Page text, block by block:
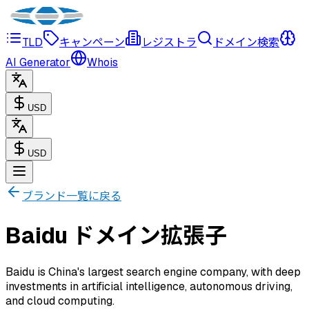
TLD キャンペーン レジストラ
ドメイン検索
AI Generator
Whois
USD
USD
ブランド一覧に戻る
Baidu ドメイン拡張子
Baidu is China's largest search engine company, with deep
investments in artificial intelligence, autonomous driving,
and cloud computing.